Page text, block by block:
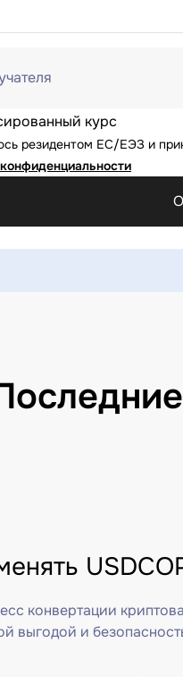
резидентом ЕС/ЕЭЗ и
курс
конвертации
выгодой и